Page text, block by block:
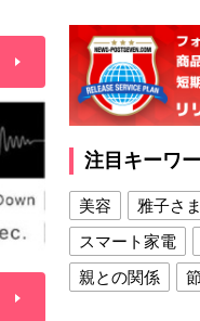
注目キーワ
美容 雅子さま
スマート家電
親との関係